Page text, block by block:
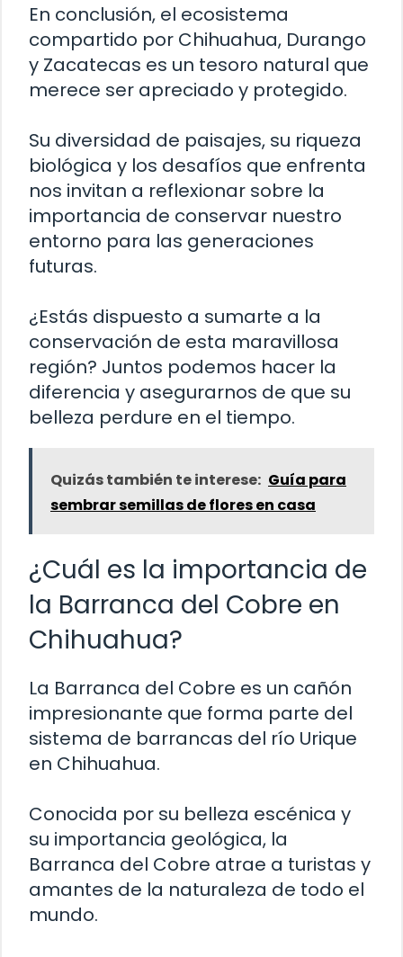
En conclusión, el ecosistema
compartido por Chihuahua, Durango
y Zacatecas es un tesoro natural que
merece ser apreciado y protegido.
Su diversidad de paisajes, su riqueza
biológica y los desafíos que enfrenta
nos invitan a reflexionar sobre la
importancia de conservar nuestro
entorno para las generaciones
futuras.
¿Estás dispuesto a sumarte a la
conservación de esta maravillosa
región? Juntos podemos hacer la
diferencia y asegurarnos de que su
belleza perdure en el tiempo.
Quizás también te interese: Guía para
sembrar semillas de flores en casa
¿Cuál es la importancia de
la Barranca del Cobre en
Chihuahua?
La Barranca del Cobre es un cañón
impresionante que forma parte del
sistema de barrancas del río Urique
en Chihuahua.
Conocida por su belleza escénica y
su importancia geológica, la
Barranca del Cobre atrae a turistas y
amantes de la naturaleza de todo el
mundo.